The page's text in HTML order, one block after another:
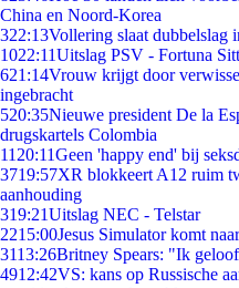
China en Noord-Korea
322:13Vollering slaat dubbelslag
1022:11Uitslag PSV - Fortuna
621:14Vrouw krijgt door
ingebracht
520:35Nieuwe president De la
drugskartels Colombia
11 20:11Geen 'happy end' bij
3719:57XR blokkeert A12 ruim
aanhouding
319:21Uitslag NEC - Telstar
2215:00Jesus Simulator komt
3113:26Britney Spears: "Ik
4912:42VS: kans op Russische